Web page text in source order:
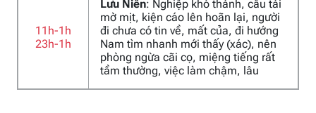
11h-1h
23h-1h
Lưu Niên: Nghiệp khó thành, cầu tài
mờ mịt, kiện cáo lên hoãn lại, người
đi chưa có tin về, mất của, đi hướng
Nam tìm nhanh mới thấy (xác), nên
phòng ngừa cãi cọ, miệng tiếng rất
tầm thường, việc làm chậm, lâu